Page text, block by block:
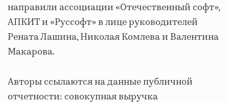
направили ассоциации «Отечественный софт»,
АПКИТ и «Руссофт» в лице руководителей
Рената Лашина, Николая Комлева и Валентина
Макарова.
Авторы ссылаются на данные публичной
отчетности: совокупная выручка